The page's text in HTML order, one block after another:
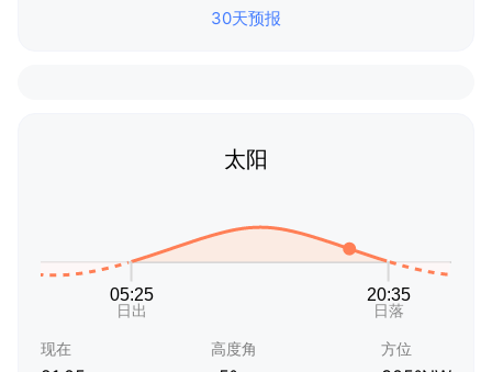
30天预报
太阳
现在 高度角 方位